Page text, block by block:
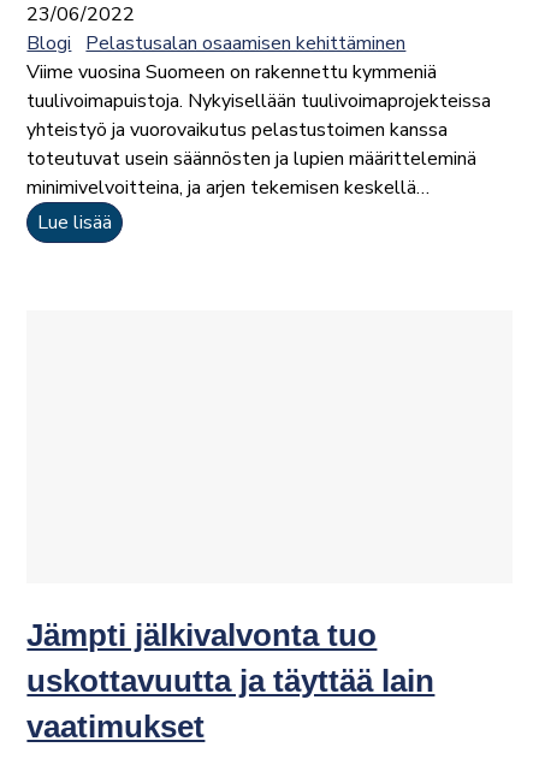
23/06/2022
Blogi
Pelastusalan osaamisen kehittäminen
Viime vuosina Suomeen on rakennettu kymmeniä
tuulivoimapuistoja. Nykyisellään tuulivoimaprojekteissa
yhteistyö ja vuorovaikutus pelastustoimen kanssa
toteutuvat usein säännösten ja lupien määritteleminä
minimivelvoitteina, ja arjen tekemisen keskellä…
Lue lisää
Jämpti jälkivalvonta tuo
uskottavuutta ja täyttää lain
vaatimukset